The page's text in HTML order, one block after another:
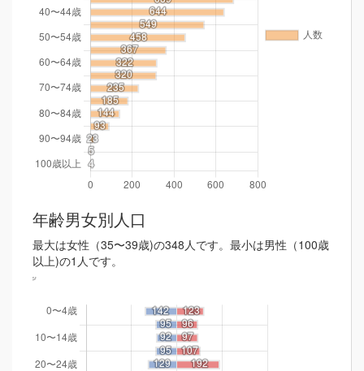
年齢男女別人口
最大は女性（35〜39歳)の348人です。最小は男性（100歳
以上)の1人です。